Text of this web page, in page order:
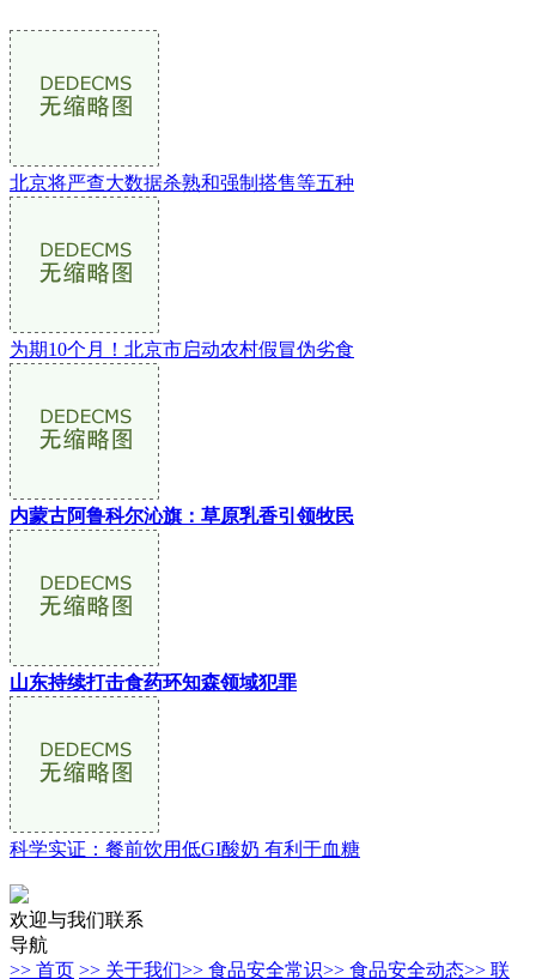
北京将严查大数据杀熟和强制搭售等五种
为期10个月！北京市启动农村假冒伪劣食
内蒙古阿鲁科尔沁旗：草原乳香引领牧民
山东持续打击食药环知森领域犯罪
科学实证：餐前饮用低GI酸奶 有利于血糖
欢迎与我们联系
导航
>> 首页 >> 关于我们>> 食品安全常识>> 食品安全动态>> 联